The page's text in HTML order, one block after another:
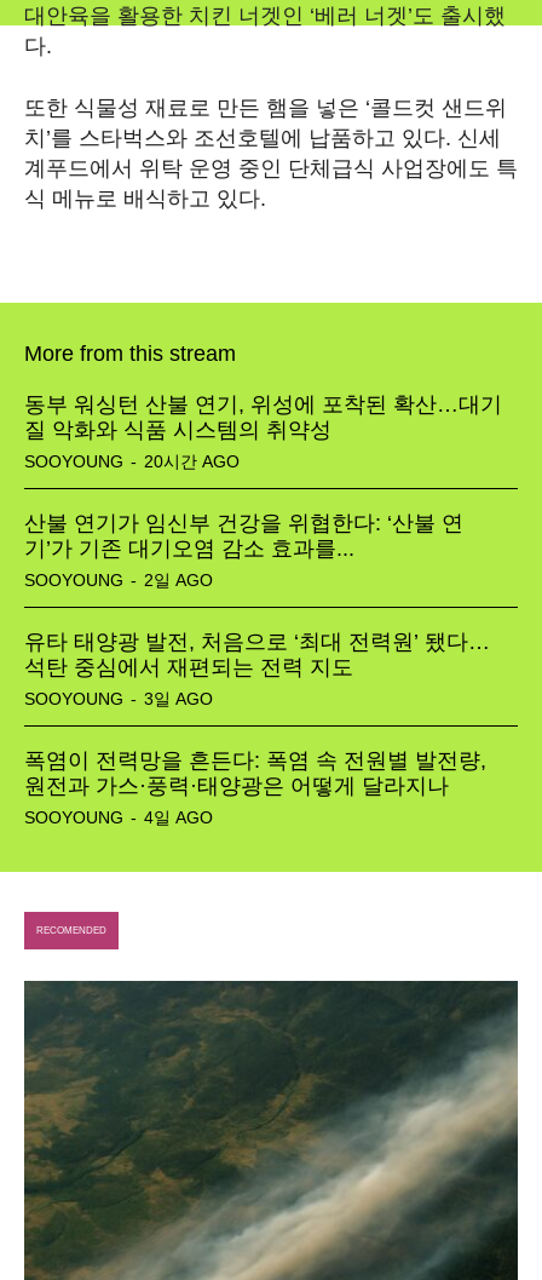
SEARCH...
Climate
대안육을 활용한 치킨 너겟인 ‘베러 너겟’도 출시했
다.
또한 식물성 재료로 만든 햄을 넣은 ‘콜드컷 샌드위
치’를 스타벅스와 조선호텔에 납품하고 있다. 신세
계푸드에서 위탁 운영 중인 단체급식 사업장에도 특
식 메뉴로 배식하고 있다.
More from this stream
동부 워싱턴 산불 연기, 위성에 포착된 확산…대기
질 악화와 식품 시스템의 취약성
SOOYOUNG - 20시간 AGO
산불 연기가 임신부 건강을 위협한다: ‘산불 연
기’가 기존 대기오염 감소 효과를...
SOOYOUNG - 2일 AGO
유타 태양광 발전, 처음으로 ‘최대 전력원’ 됐다…
석탄 중심에서 재편되는 전력 지도
SOOYOUNG - 3일 AGO
폭염이 전력망을 흔든다: 폭염 속 전원별 발전량,
원전과 가스·풍력·태양광은 어떻게 달라지나
SOOYOUNG - 4일 AGO
RECOMENDED